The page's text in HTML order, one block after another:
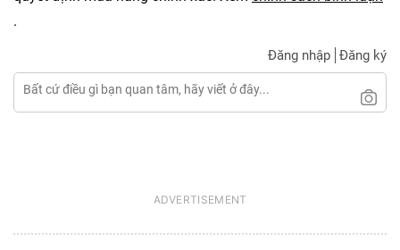
.
Đăng nhập Đăng ký